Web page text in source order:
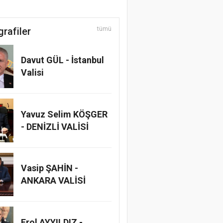
tümü
Davut GÜL - İstanbul
Valisi
Yavuz Selim KÖŞGER
- DENİZLİ VALİSİ
Vasip ŞAHİN -
ANKARA VALİSİ